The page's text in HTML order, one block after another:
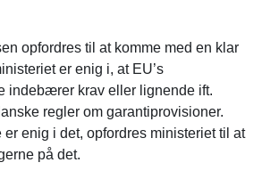
opfordres til at komme med en klar
er enig i, at EU’s
indebærer krav eller lignende ift.
regler om garantiprovisioner.
er enig i det, opfordres ministeriet til at
på det.